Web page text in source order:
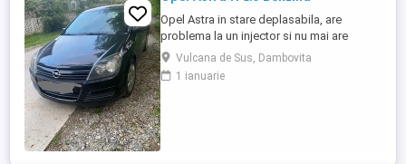
Opel Astra in stare deplasabila, are
problema la un injector si nu mai are
putere dar se poate deplasa, pretul este
negociabil la fata locului, masina are si
instalație Gpl omologată.
Vulcana de Sus, Dambovita
1 ianuarie